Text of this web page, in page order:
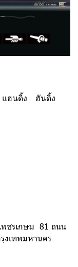
แฮนดิ้ง
ฮันดิ้ง
ชรเกษม 81 ถนน
งเทพมหานคร